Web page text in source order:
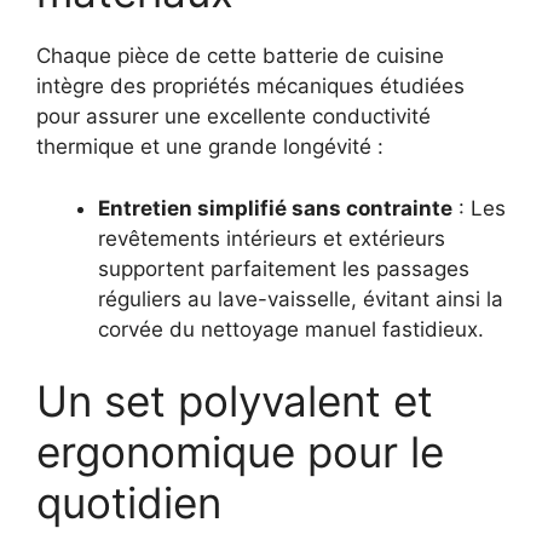
Chaque pièce de cette batterie de cuisine
intègre des propriétés mécaniques étudiées
pour assurer une excellente conductivité
thermique et une grande longévité :
Entretien simplifié sans contrainte : Les
revêtements intérieurs et extérieurs
supportent parfaitement les passages
réguliers au lave-vaisselle, évitant ainsi la
corvée du nettoyage manuel fastidieux.
Un set polyvalent et
ergonomique pour le
quotidien